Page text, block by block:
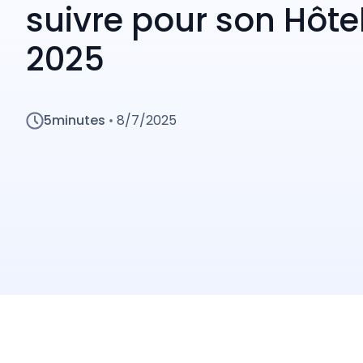
suivre pour son
2025
5minutes • 8/7/2025